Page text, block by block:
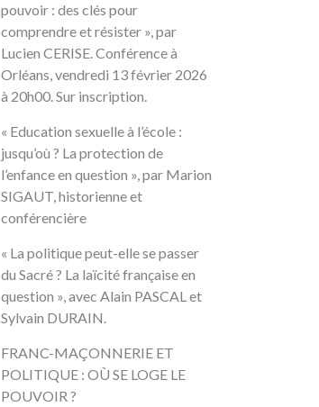
pouvoir : des clés pour
comprendre et résister », par
Lucien CERISE. Conférence à
Orléans, vendredi 13 février 2026
à 20h00. Sur inscription.
« Education sexuelle à l’école :
jusqu’où ? La protection de
l’enfance en question », par Marion
SIGAUT, historienne et
conférencière
« La politique peut-elle se passer
du Sacré ? La laïcité française en
question », avec Alain PASCAL et
Sylvain DURAIN.
FRANC-MAÇONNERIE ET
POLITIQUE : OÙ SE LOGE LE
POUVOIR ?